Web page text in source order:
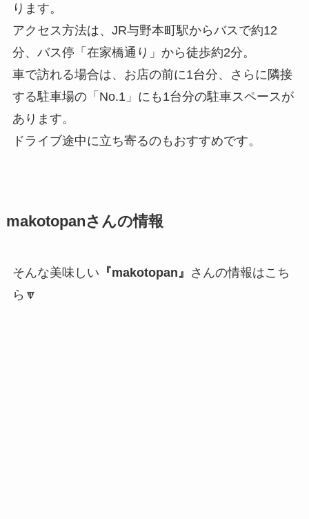
ります。
アクセス方法は、JR与野本町駅からバスで約12
分、バス停「在家橋通り」から徒歩約2分。
車で訪れる場合は、お店の前に1台分、さらに隣接
する駐車場の「No.1」にも1台分の駐車スペースが
あります。
ドライブ途中に立ち寄るのもおすすめです。
makotopanさんの情報
そんな美味しい 『makotopan』 さんの情報はこち
ら🔽